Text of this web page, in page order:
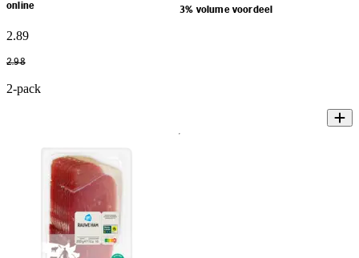
online 3% volume voordeel
2.89
2.98
2-pack